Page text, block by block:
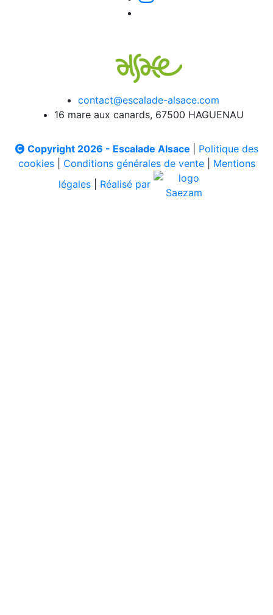
contact@escalade-alsace.com
16 mare aux canards, 67500 HAGUENAU
Copyright 2026 - Escalade Alsace
Politique des
cookies| Conditions générales de vente| Mentions
légales
Réalisé par